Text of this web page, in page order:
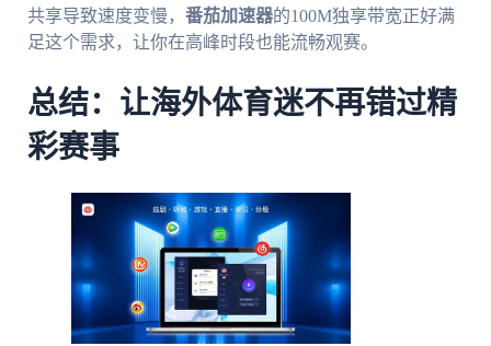
共享导致速度变慢， 番茄加速器的100M独享带宽正好满
足这个需求，让你在高峰时段也能流畅观赛。
总结：让海外体育迷不再错过精
彩赛事